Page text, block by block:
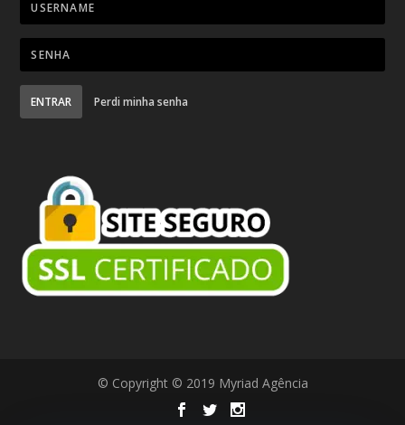
ENTRAR Perdi minha senha
© Copyright © 2019 Myriad Agência